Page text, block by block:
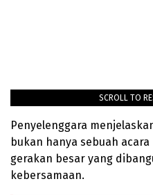
SCROLL TO
Penyelenggara
bukan hanya sebuah
gerakan besar yang
kebersamaan.